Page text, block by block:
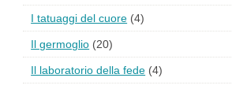
I tatuaggi del cuore (4)
Il germoglio (20)
Il laboratorio della fede (4)